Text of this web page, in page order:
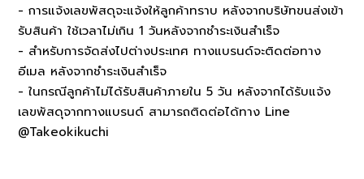
- การแจ้งเลขพัสดุจะแจ้งให้ลูกค้าทราบ หลังจากบริษัทขนส่งเข้า
รับสินค้า ใช้เวลาไม่เกิน 1 วันหลังจากชำระเงินสำเร็จ
- สำหรับการจัดส่งไปต่างประเทศ ทางแบรนด์จะติดต่อทาง
อีเมล หลังจากชำระเงินสำเร็จ
- ในกรณีลูกค้าไม่ได้รับสินค้าภายใน 5 วัน หลังจากได้รับแจ้ง
เลขพัสดุจากทางแบรนด์ สามารถติดต่อได้ทาง Line
@Takeokikuchi